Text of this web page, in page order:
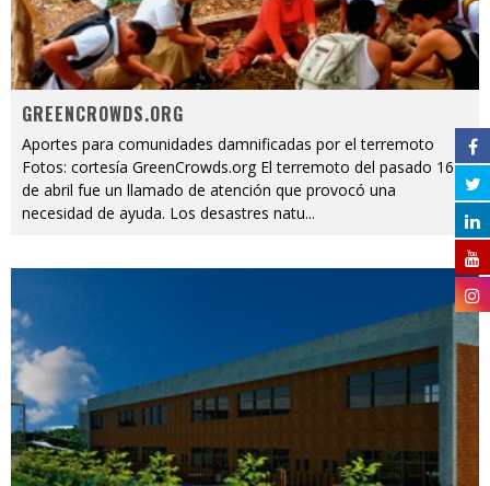
GREENCROWDS.ORG
Aportes para comunidades damnificadas por el terremoto
Fotos: cortesía GreenCrowds.org El terremoto del pasado 16
de abril fue un llamado de atención que provocó una
necesidad de ayuda. Los desastres natu...